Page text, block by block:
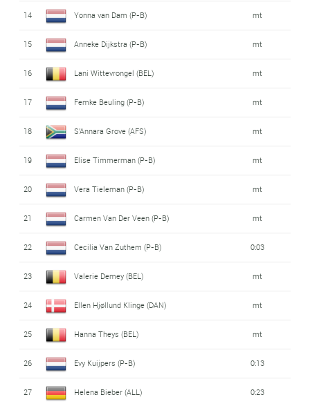
14 Yonna van Dam (P-B) mt
15 Anneke Dijkstra (P-B) mt
16 Lani Wittevrongel (BEL) mt
17 Femke Beuling (P-B) mt
18 S'Annara Grove (AFS) mt
19 Elise Timmerman (P-B) mt
20 Vera Tieleman (P-B) mt
21 Carmen Van Der Veen (P-B) mt
22 Cecilia Van Zuthem (P-B) 0:03
23 Valerie Demey (BEL) mt
24 Ellen Hjøllund Klinge (DAN) mt
25 Hanna Theys (BEL) mt
26 Evy Kuijpers (P-B) 0:13
27 Helena Bieber (ALL) 0:23